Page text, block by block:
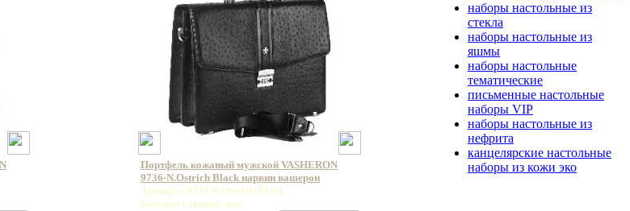
Портфель кожаный мужской VASHERON
9736-N.Ostrich Black нарвин вашерон
Артикул: 9736 N.Ostrich Black
Базовая единица: шт
наборы настольные из
стекла
наборы настольные из
яшмы
наборы настольные
тематические
письменные настольные
наборы VIP
наборы настольные из
нефрита
канцелярские настольные
наборы из кожи эко